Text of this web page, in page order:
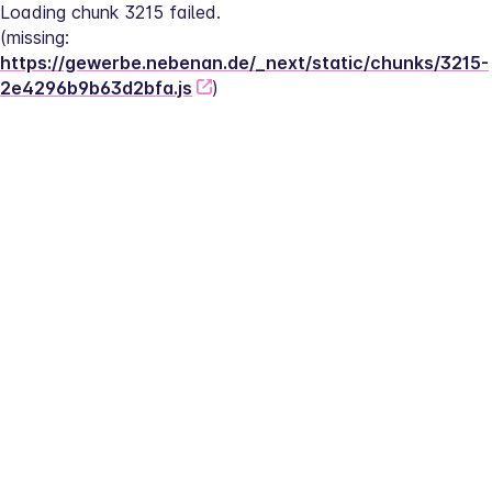
Loading chunk 3215 failed.
https://gewerbe.nebenan.de/_next/static/chunks/3215-
2e4296b9b63d2bfa.js
)